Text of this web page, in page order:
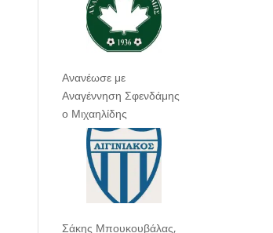
Ανανέωσε με
Αναγέννηση Σφενδάμης
ο Μιχαηλίδης
Σάκης Μπουκουβάλας,